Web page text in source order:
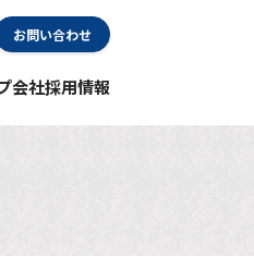
お問い合わせ
会社採用情報